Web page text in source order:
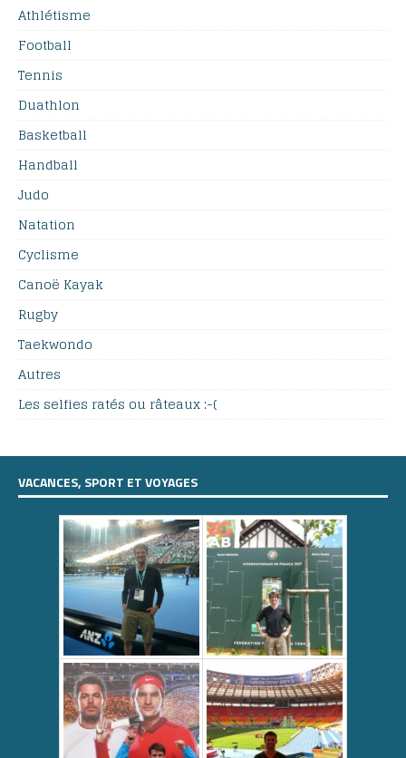
Athlétisme
Football
Tennis
Duathlon
Basketball
Handball
Judo
Natation
Cyclisme
Canoë Kayak
Rugby
Taekwondo
Autres
Les selfies ratés ou râteaux :-(
VACANCES, SPORT ET VOYAGES